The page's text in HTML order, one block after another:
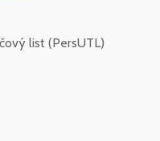
list (PersUTL)